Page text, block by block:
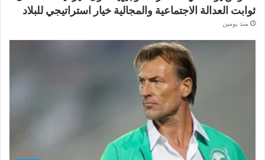
ثوابت العدالة الاجتماعية والمجالية خيار استراتيجي للبلاد
منذ يومين